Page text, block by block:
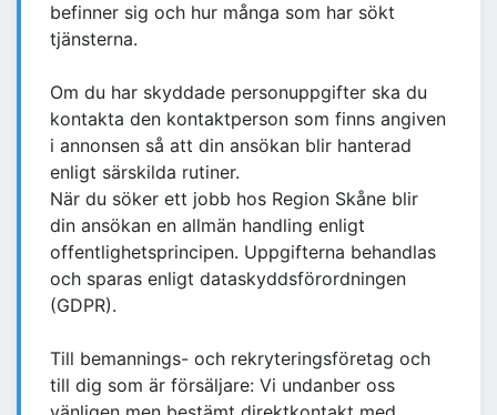
befinner sig och hur många som har sökt
tjänsterna.
Om du har skyddade personuppgifter ska du
kontakta den kontaktperson som finns angiven
i annonsen så att din ansökan blir hanterad
enligt särskilda rutiner.
När du söker ett jobb hos Region Skåne blir
din ansökan en allmän handling enligt
offentlighetsprincipen. Uppgifterna behandlas
och sparas enligt dataskyddsförordningen
(GDPR).
Till bemannings- och rekryteringsföretag och
till dig som är försäljare: Vi undanber oss